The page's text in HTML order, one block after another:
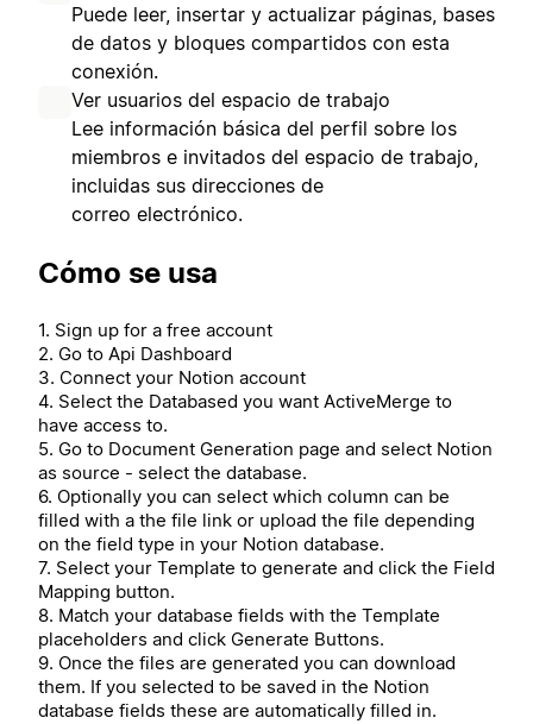
Puede leer, insertar y actualizar páginas, bases
de datos y bloques compartidos con esta
conexión.
Ver usuarios del espacio de trabajo
Lee información básica del perfil sobre los
miembros e invitados del espacio de trabajo,
incluidas sus direcciones de
correo electrónico.
Cómo se usa
1. Sign up for a free account
2. Go to Api Dashboard
3. Connect your Notion account
4. Select the Databased you want ActiveMerge to
have access to.
5. Go to Document Generation page and select Notion
as source - select the database.
6. Optionally you can select which column can be
filled with a the file link or upload the file depending
on the field type in your Notion database.
7. Select your Template to generate and click the Field
Mapping button.
8. Match your database fields with the Template
placeholders and click Generate Buttons.
9. Once the files are generated you can download
them. If you selected to be saved in the Notion
database fields these are automatically filled in.